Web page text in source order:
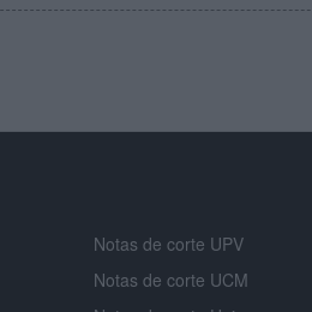
Notas de corte UPV
Notas de corte UCM